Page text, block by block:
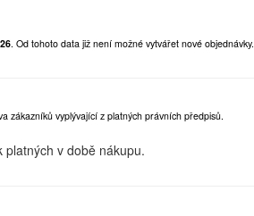
. Od tohoto data již není možné vytvářet nové objednávky.
zákazníků vyplývající z platných právních předpisů.
v době nákupu.